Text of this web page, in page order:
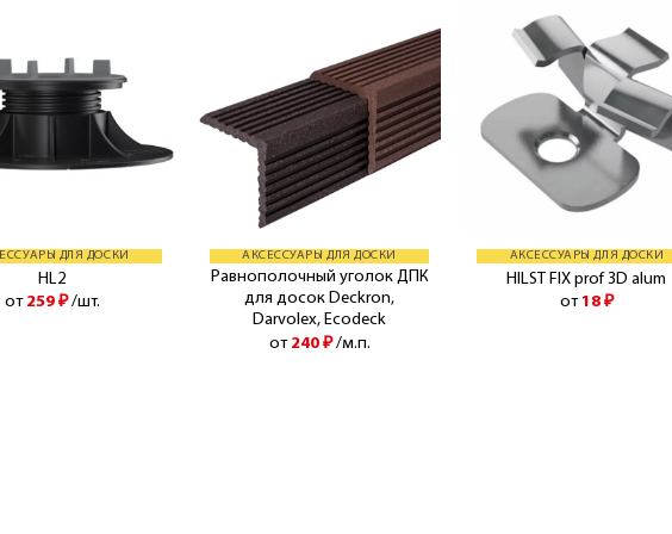
ДЛЯ ДОСКИ
HL2
от 259 ₽ /шт.
АКСЕССУАРЫ ДЛЯ ДОСКИ
Равнополочный уголок ДПК
для досок Deckron,
Darvolex, Ecodeck
от 240 ₽ /м.п.
АКСЕССУАРЫ ДЛЯ ДОСКИ
HILST FIX prof 3D alum
от 18 ₽